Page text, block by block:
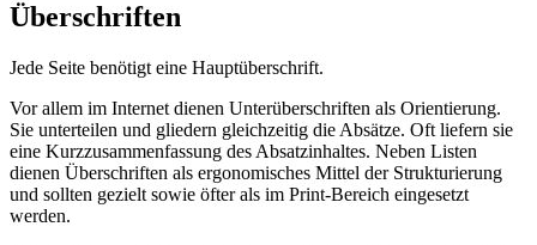
Überschriften
Jede Seite benötigt eine Hauptüberschrift.
Vor allem im Internet dienen Unterüberschriften als Orientierung.
Sie unterteilen und gliedern gleichzeitig die Absätze. Oft liefern sie
eine Kurzzusammenfassung des Absatzinhaltes. Neben Listen
dienen Überschriften als ergonomisches Mittel der Strukturierung
und sollten gezielt sowie öfter als im Print-Bereich eingesetzt
werden.